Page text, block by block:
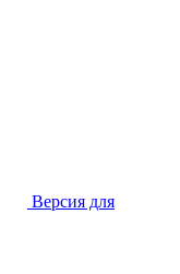
Версия для